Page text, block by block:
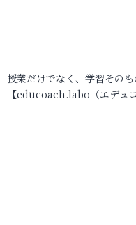
授業だけでなく、学習その
【educoach.labo（エデュ